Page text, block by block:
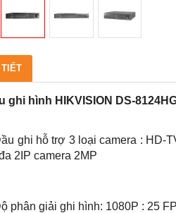
ghi hình HIKVISION DS-
ghi hỗ trợ 3 loại camera : HD-
2IP camera 2MP
phân giải ghi hình: 1080P : 25